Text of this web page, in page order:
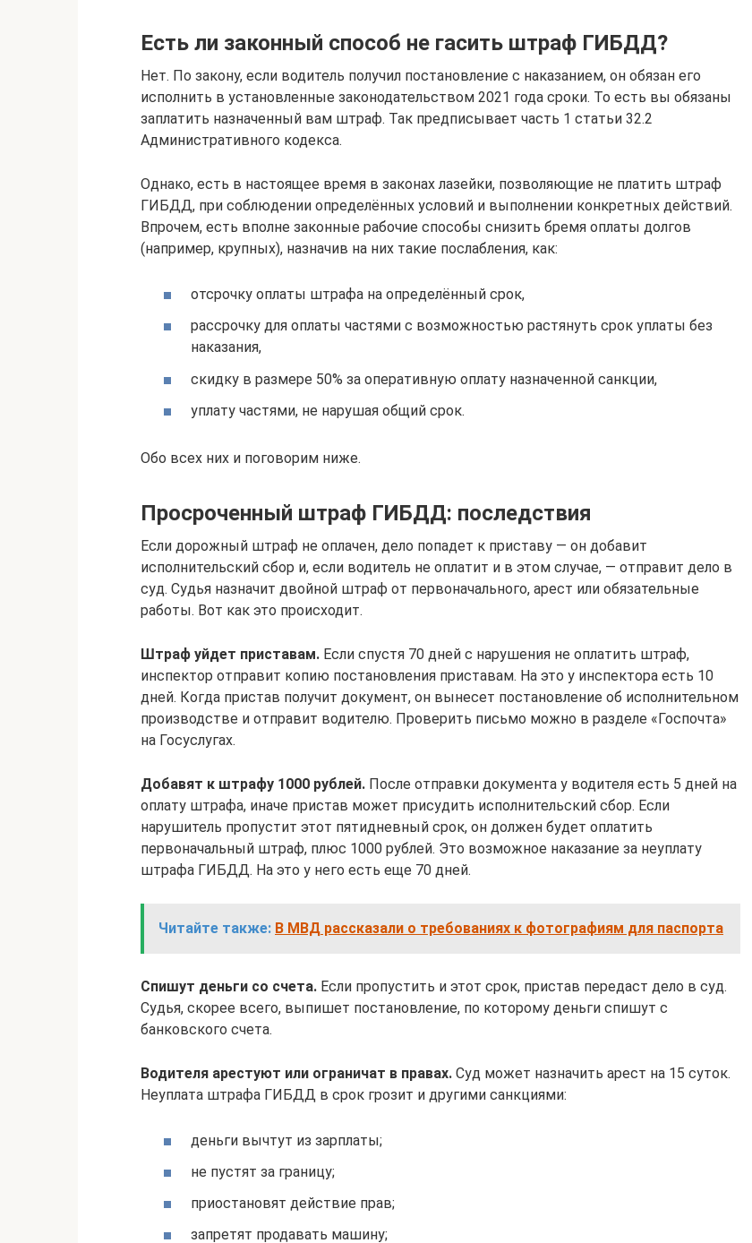
Есть ли законный способ не гасить штраф ГИБДД?
Нет. По закону, если водитель получил постановление с наказанием, он обязан его
исполнить в установленные законодательством 2021 года сроки. То есть вы обязаны
заплатить назначенный вам штраф. Так предписывает часть 1 статьи 32.2
Административного кодекса.
Однако, есть в настоящее время в законах лазейки, позволяющие не платить штраф
ГИБДД, при соблюдении определённых условий и выполнении конкретных действий.
Впрочем, есть вполне законные рабочие способы снизить бремя оплаты долгов
(например, крупных), назначив на них такие послабления, как:
отсрочку оплаты штрафа на определённый срок,
рассрочку для оплаты частями с возможностью растянуть срок уплаты без
наказания,
скидку в размере 50% за оперативную оплату назначенной санкции,
уплату частями, не нарушая общий срок.
Обо всех них и поговорим ниже.
Просроченный штраф ГИБДД: последствия
Если дорожный штраф не оплачен, дело попадет к приставу — он добавит
исполнительский сбор и, если водитель не оплатит и в этом случае, — отправит дело в
суд. Судья назначит двойной штраф от первоначального, арест или обязательные
работы. Вот как это происходит.
Штраф уйдет приставам. Если спустя 70 дней с нарушения не оплатить штраф,
инспектор отправит копию постановления приставам. На это у инспектора есть 10
дней. Когда пристав получит документ, он вынесет постановление об исполнительном
производстве и отправит водителю. Проверить письмо можно в разделе «Госпочта»
на Госуслугах.
Добавят к штрафу 1000 рублей. После отправки документа у водителя есть 5 дней на
оплату штрафа, иначе пристав может присудить исполнительский сбор. Если
нарушитель пропустит этот пятидневный срок, он должен будет оплатить
первоначальный штраф, плюс 1000 рублей. Это возможное наказание за неуплату
штрафа ГИБДД. На это у него есть еще 70 дней.
Читайте также: В МВД рассказали о требованиях к фотографиям для паспорта
Спишут деньги со счета. Если пропустить и этот срок, пристав передаст дело в суд.
Судья, скорее всего, выпишет постановление, по которому деньги спишут с
банковского счета.
Водителя арестуют или ограничат в правах. Суд может назначить арест на 15 суток.
Неуплата штрафа ГИБДД в срок грозит и другими санкциями:
деньги вычтут из зарплаты;
не пустят за границу;
приостановят действие прав;
запретят продавать машину;